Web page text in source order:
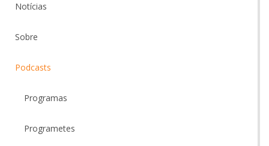
Notícias
Sobre
Podcasts
Programas
Programetes